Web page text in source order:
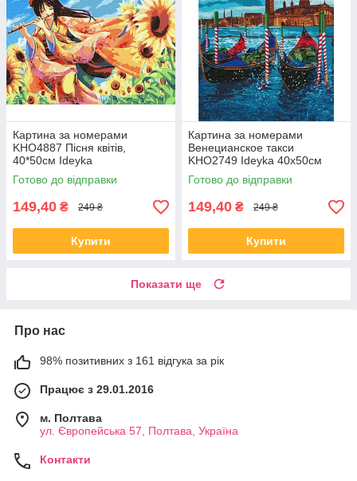
Картина за номерами
KHO4887 Пісня квітів,
40*50см Ideyka
Готово до відправки
149,40 ₴ 249 ₴
Купити
Картина за номерами
Венецианское такси
KHO2749 Ideyka 40x50см
Готово до відправки
149,40 ₴ 249 ₴
Купити
Показати ще
Про нас
98% позитивних з 161 відгука за рік
Працює з 29.01.2016
м. Полтава
ул. Європейська 57, Полтава, Україна
Контакти